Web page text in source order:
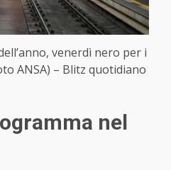
venerdì nero per i
ANSA) – Blitz quotidiano
nel